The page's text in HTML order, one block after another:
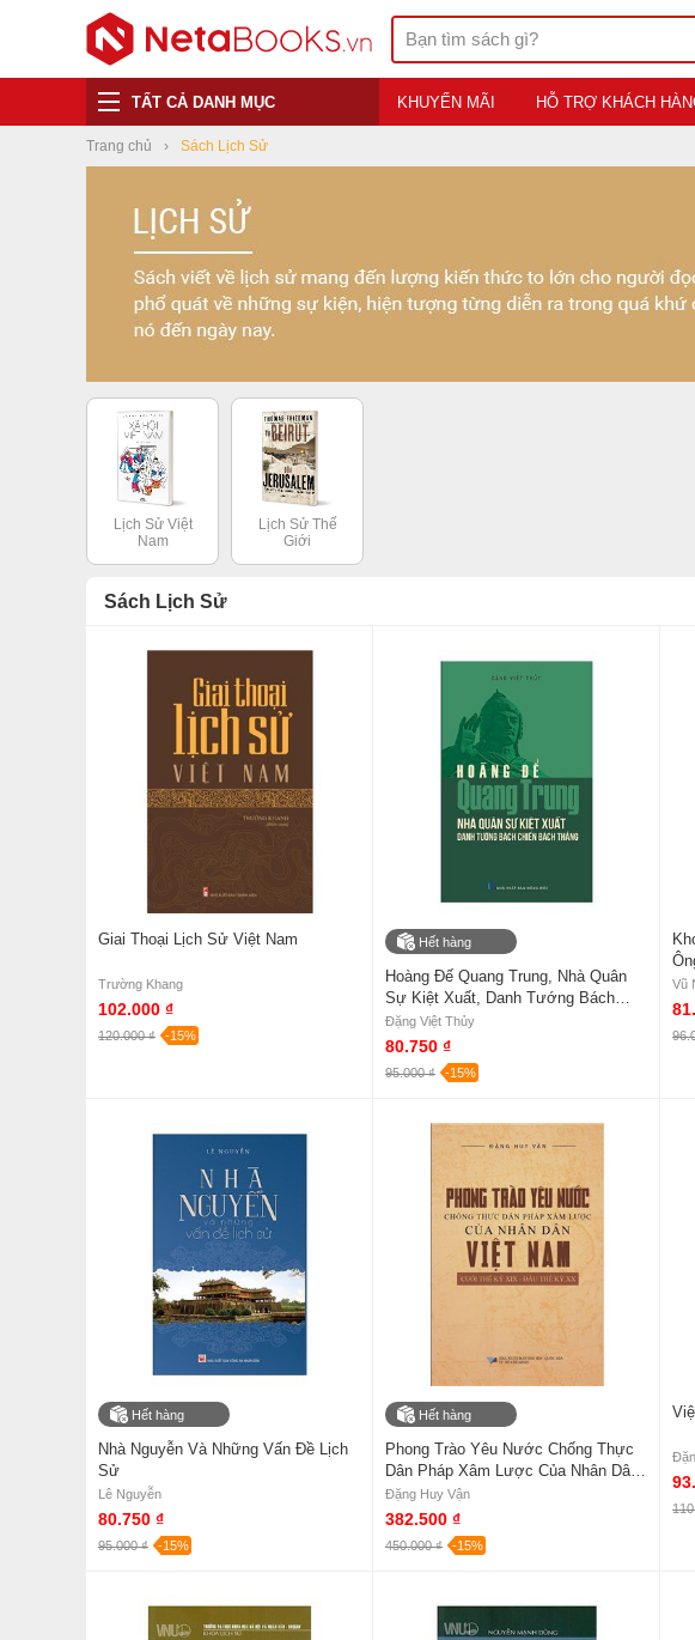
TẤT CẢ DANH MỤC KHUYẾN MÃI HỖ TRỢ KHÁCH
Trang chủ Sách Lịch Sử
Lịch Sử Việt
Nam
Lịch Sử Thế
Giới
Sách Lịch Sử
Giai Thoại Lịch Sử Việt Nam
Trường Khang
102.000 ₫
120.000 ₫ -15%
Hết hàng
Hoàng Đế Quang Trung, Nhà Quân
Sự Kiệt Xuất, Danh Tướng Bách
Chiến Bách Thắng
Đặng Việt Thủy
80.750 ₫
95.000 ₫ -15%
Vũ
Hết hàng
Nhà Nguyễn Và Những Vấn Đề Lịch
Sử
Lê Nguyễn
80.750 ₫
95.000 ₫ -15%
Hết hàng
Phong Trào Yêu Nước Chống Thực
Dân Pháp Xâm Lược Của Nhân Dân
Việt Nam Cuối Thế Kỷ XIX - Đầu Thế
Kỷ XX
Đặng Huy Vận
382.500 ₫
450.000 ₫ -15%